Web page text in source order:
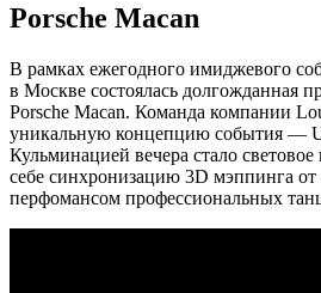
Porsche Macan
В рамках ежегодного имиджевого
в Москве состоялась долгожданная
Porsche Macan. Команда компании
уникальную концепцию события —
Кульминацией вечера стало
себе синхронизацию 3D мэппинга
перфомансом профессиональных